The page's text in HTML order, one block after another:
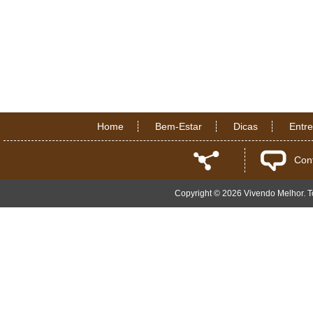
Home Bem-Estar Dicas
Copyright © 2026 Vivendo Melhor.